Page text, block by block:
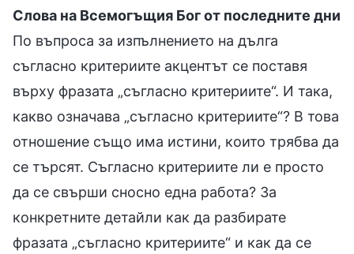
Слова на Всемогъщия Бог от последните дни
По въпроса за изпълнението на дълга
съгласно критериите акцентът се поставя
върху фразата „съгласно критериите“. И така,
какво означава „съгласно критериите“? В това
отношение също има истини, които трябва да
се търсят. Съгласно критериите ли е просто
да се свърши сносно една работа? За
конкретните детайли как да разбирате
фразата „съгласно критериите“ и как да се